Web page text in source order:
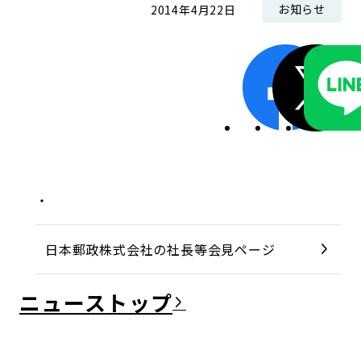
2014年4月22日 お知らせ
日本郵政株式会社の社長等会見ページ
ニュース